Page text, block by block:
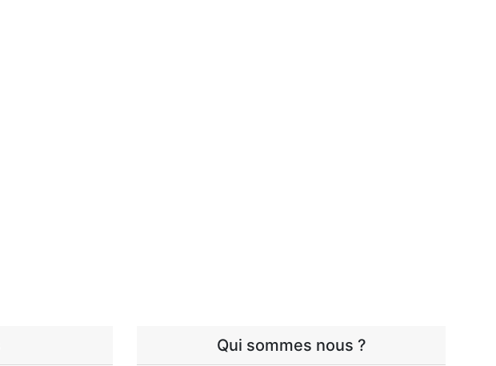
Qui sommes nous ?